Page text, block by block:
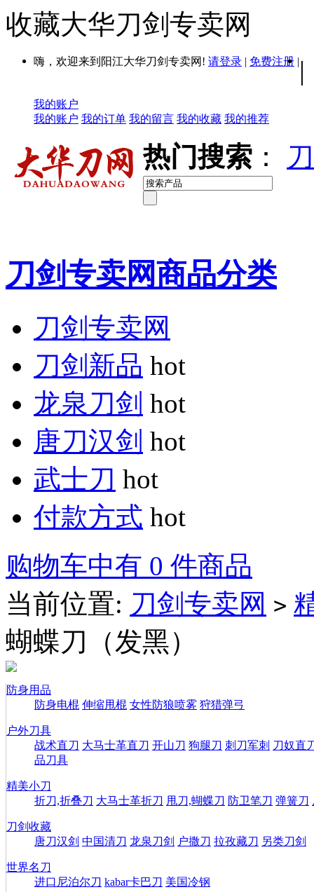
收藏大华刀剑专卖网
嗨，欢迎来到阳江大华刀剑专卖网! 请登录 | 免费注册 | |
我的账户
我的账户 我的订单 我的留言 我的收藏 我的推荐
热门搜索 ：
刀剑专卖网商品分类
刀剑专卖网
刀剑新品 hot
龙泉刀剑 hot
唐刀汉剑 hot
武士刀 hot
付款方式 hot
购物车中有 0 件商品
当前位置: 刀剑专卖网 >
蝴蝶刀（发黑）
防身用品
防身电棍 伸缩甩棍 女性防狼喷雾 狩猎弹弓
户外刀具
战术直刀 大马士革直刀 开山刀 狗腿刀 刺刀军刺 刀奴直
品刀具
精美小刀
折刀,折叠刀 大马士革折刀 甩刀,蝴蝶刀 防卫笔刀 弹簧刀
刀剑收藏
唐刀汉剑 中国清刀 龙泉刀剑 户撒刀 拉孜藏刀 另类刀剑
世界名刀
进口尼泊尔刀 kabar卡巴刀 美国冷钢